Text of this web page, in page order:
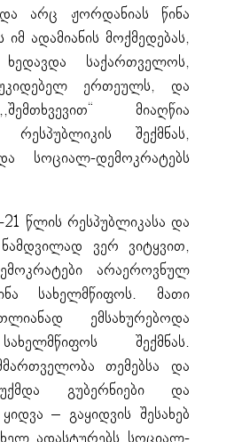
არც ჟორდანიას წინა
იმ ადამიანის მოქმედებას,
საქართველოს,
ერთეულს, და
მიაღწია
რესპუბლიკის შექმნას,
სოციალ-დემოკრატებს
21 წლის რესპუბლიკასა და
ვერ ვიტყვით,
არაეროვნულ
სახელმწიფოს. მათი
ემსახურებოდა
შექმნას.
თემებსა და
გუბერნიები და
– გაყიდვის შესახებ
ადასტურებს სოციალ-